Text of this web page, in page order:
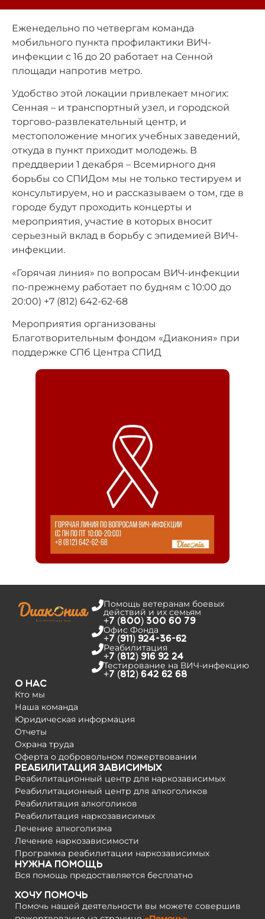
Еженедельно по четвергам команда
мобильного пункта профилактики ВИЧ-
инфекции с 16 до 20 работает на Сенной
площади напротив метро.
Удобство этой локации привлекает многих:
Сенная – и транспортный узел, и городской
торгово-развлекательный центр, и
местоположение многих учебных заведений,
откуда в пункт приходит молодежь. В
преддверии 1 декабря – Всемирного дня
борьбы со СПИДом мы не только тестируем и
консультируем, но и рассказываем о том, где в
городе будут проходить концерты и
мероприятия, участие в которых вносит
серьезный вклад в борьбу с эпидемией ВИЧ-
инфекции.
«Горячая линия» по вопросам ВИЧ-инфекции
по-прежнему работает по будням с 10:00 до
20:00) +7 (812) 642-62-68
Мероприятия организованы
Благотворительным фондом «Диакония» при
поддержке СПб Центра СПИД
Помощь ветеранам боевых
действий и их семьям
+7 (800) 300 60 79
Офис Фонда
+7 (911) 924-36-62
Реабилитация
+7 (812) 916 92 24
Тестирование на­ ВИЧ-инфекцию
+7 (812) 642 62 68
О нас
Кто мы
Наша команда
Юридическая информация
Отчеты
Охрана труда
Оферта о добровольном пожертвовании
Реабилитация зависимых
Реабилитационный центр для наркозависимых
Реабилитационный центр для алкоголиков
Реабилитация алкоголиков
Реабилитация наркозависимых
Лечение алкоголизма
Лечение наркозависимости
Программа реабилитации наркозависимых
Нужна помощь
Вся помощь предоставляется бесплатно
Хочу помочь
Помочь нашей деятельности вы можете совершив